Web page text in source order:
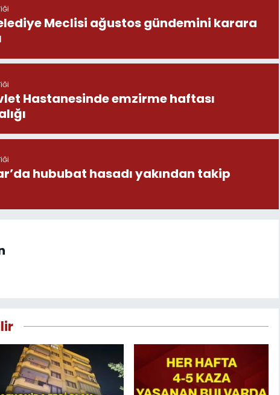
Meclisi ağustos gündemini karara
Hastanesinde emzirme haftası
hububat hasadı yakından takip